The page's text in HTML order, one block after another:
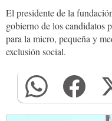
El presidente de la
gobierno de los candidatos
para la micro, pequeña y
exclusión social.